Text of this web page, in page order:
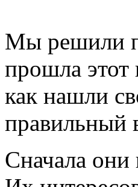
Мы решили
прошла этот
как нашли
правильный
Сначала они